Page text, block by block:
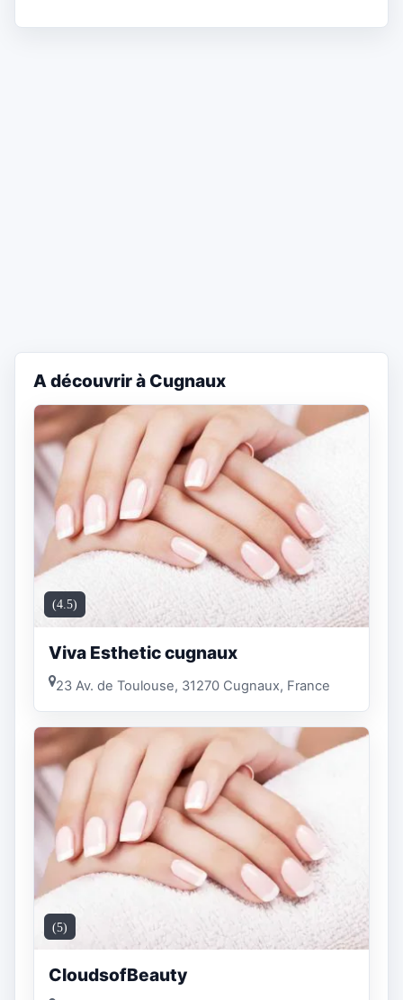
A découvrir à Cugnaux
(4.5)
Viva Esthetic cugnaux
23 Av. de Toulouse, 31270 Cugnaux, France
(5)
CloudsofBeauty